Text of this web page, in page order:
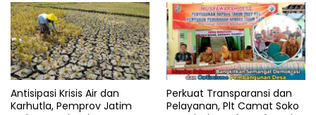
Antisipasi Krisis Air dan
Karhutla, Pemprov Jatim
Perkuat Transparansi dan
Pelayanan, Plt Camat Soko